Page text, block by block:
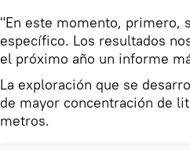
"En este momento, primero,
específico. Los resultados
el próximo año un informe
La exploración que se
de mayor concentración de
metros.